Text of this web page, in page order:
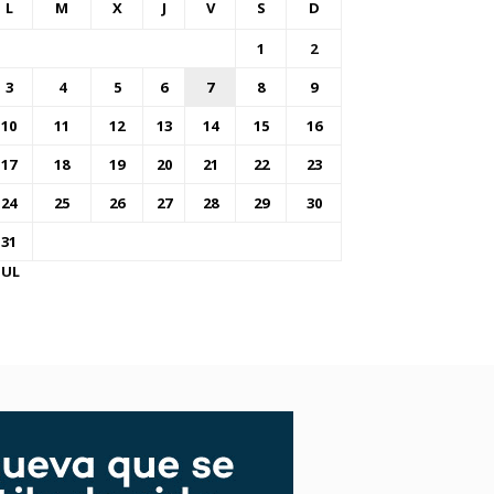
L M X J V S D
1
2
3
4 5 6 7 8
9
10
11 12 13 14 15
16
17
18 19 20 21 22
23
24
25 26 27 28 29
30
31